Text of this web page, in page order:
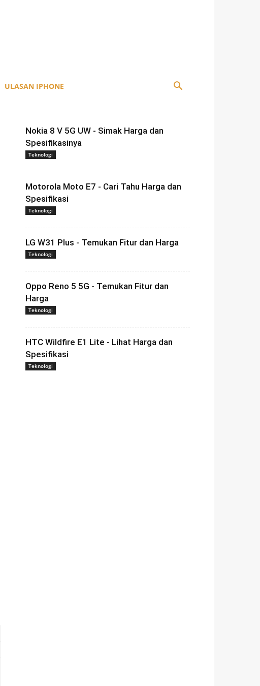
ULASAN IPHONE
Nokia 8 V 5G UW - Simak Harga dan
Spesifikasinya
Teknologi
Motorola Moto E7 - Cari Tahu Harga dan
Spesifikasi
Teknologi
LG W31 Plus - Temukan Fitur dan Harga
Teknologi
Oppo Reno 5 5G - Temukan Fitur dan
Harga
Teknologi
HTC Wildfire E1 Lite - Lihat Harga dan
Spesifikasi
Teknologi